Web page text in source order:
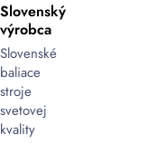
Vozíkové
vákuovačky
sú
ideálne
pre
prevádzky,
Slovenský
výrobca
Slovenské
baliace
stroje
svetovej
kvality